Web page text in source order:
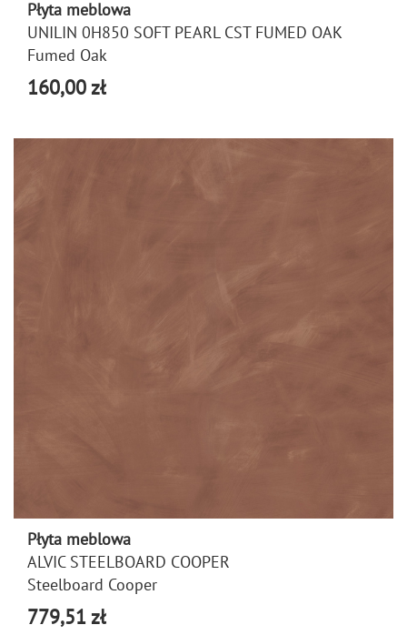
Płyta meblowa
UNILIN 0H850 SOFT PEARL CST FUMED OAK
Fumed Oak
160,00 zł
Płyta meblowa
ALVIC STEELBOARD COOPER
Steelboard Cooper
779,51 zł